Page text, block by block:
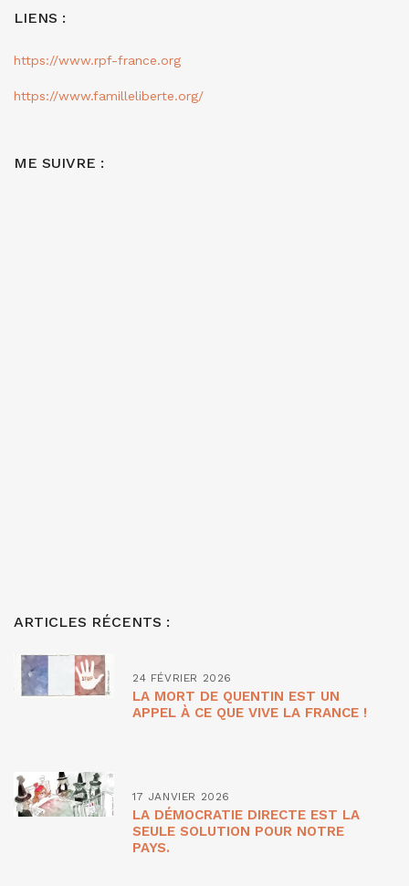
LIENS :
https://www.rpf-france.org
https://www.familleliberte.org/
ME SUIVRE :
ARTICLES RÉCENTS :
24 FÉVRIER 2026
LA MORT DE QUENTIN EST UN
APPEL À CE QUE VIVE LA FRANCE !
17 JANVIER 2026
LA DÉMOCRATIE DIRECTE EST LA
SEULE SOLUTION POUR NOTRE
PAYS.